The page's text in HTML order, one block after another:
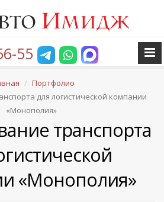
55
Портфолио
для логистической компании
«Монополия»
транспорта
«Монополия»